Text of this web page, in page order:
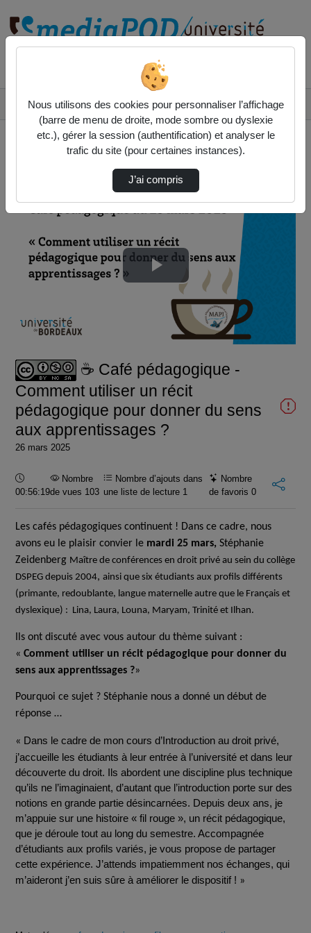
☕ Café pédagogique - Comment utiliser un réc…
Lire
la
☕ Café pédagogique -
Comment utiliser un récit
pédagogique pour donner du sens
aux apprentissages ?
26 mars 2025
Durée :
00:56:19
Nombre
de vues 103
Nombre d’ajouts dans
une liste de lecture 1
Nombre
de favoris 0
Les cafés pédagogiques continuent ! Dans ce cadre, nous
avons eu le plaisir convier le mardi 25 mars, Stéphanie
Zeidenberg Maître de conférences en droit privé au sein du collège
DSPEG depuis 2004, ainsi que six étudiants aux profils différents
(primante, redoublante, langue maternelle autre que le Français et
dyslexique) : Lina, Laura, Louna, Maryam, Trinité et Ilhan.
Ils ont discuté avec vous autour du thème suivant :
« Comment utiliser un récit pédagogique pour donner du
sens aux apprentissages ?»
Pourquoi ce sujet ? Stéphanie nous a donné un début de
réponse …
« Dans le cadre de mon cours d’Introduction au droit privé,
j’accueille les étudiants à leur entrée à l’université et dans leur
découverte du droit. Ils abordent une discipline plus technique
qu’ils ne l’imaginaient, d’autant que l’introduction porte sur des
notions en grande partie désincarnées. Depuis deux ans, je
m’appuie sur une histoire « fil rouge », un récit pédagogique,
que je déroule tout au long du semestre. Accompagnée
d’étudiants aux profils variés, je vous propose de partager
cette expérience. J’attends impatiemment nos échanges, qui
m’aideront j’en suis sûre à améliorer le dispositif ! »
Nous utilisons des cookies pour personnaliser l’affichage
(barre de menu de droite, mode sombre ou dyslexie
etc.), gérer la session (authentification) et analyser le
trafic du site (pour certaines instances).
J’ai compris